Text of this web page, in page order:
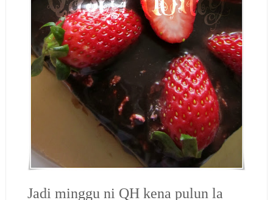
Jadi minggu ni QH kena pulun la